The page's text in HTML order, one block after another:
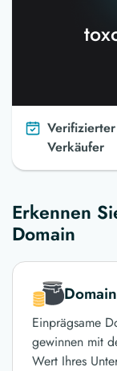
Verifizierter
Verkäufer
Erkennen
Domain
Einprägsame
gewinnen mit
Wert Ihres